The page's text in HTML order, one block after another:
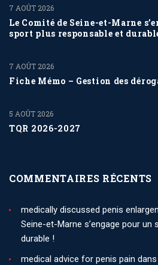
Le Comité de Seine-et-Marne
sport plus responsable et
7 AOÛT 2026
Fiche Mémo – Gestion des
7 AOÛT 2026
TQR 2026-2027
5 AOÛT 2026
COMMENTAIRES RÉCENTS
medically discussed penis
Seine-et-Marne s’engage pour
durable !
medical advice for penis pain dans